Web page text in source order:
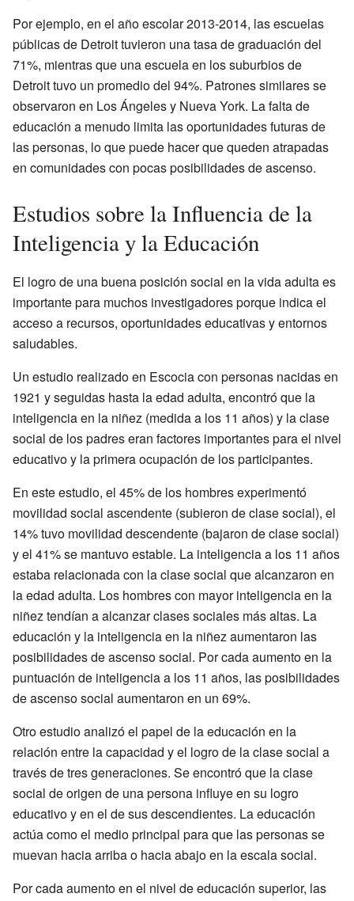
Por ejemplo, en el año escolar 2013-2014, las escuelas
públicas de Detroit tuvieron una tasa de graduación del
71%, mientras que una escuela en los suburbios de
Detroit tuvo un promedio del 94%. Patrones similares se
observaron en Los Ángeles y Nueva York. La falta de
educación a menudo limita las oportunidades futuras de
las personas, lo que puede hacer que queden atrapadas
en comunidades con pocas posibilidades de ascenso.
Estudios sobre la Influencia de la
Inteligencia y la Educación
El logro de una buena posición social en la vida adulta es
importante para muchos investigadores porque indica el
acceso a recursos, oportunidades educativas y entornos
saludables.
Un estudio realizado en Escocia con personas nacidas en
1921 y seguidas hasta la edad adulta, encontró que la
inteligencia en la niñez (medida a los 11 años) y la clase
social de los padres eran factores importantes para el nivel
educativo y la primera ocupación de los participantes.
En este estudio, el 45% de los hombres experimentó
movilidad social ascendente (subieron de clase social), el
14% tuvo movilidad descendente (bajaron de clase social)
y el 41% se mantuvo estable. La inteligencia a los 11 años
estaba relacionada con la clase social que alcanzaron en
la edad adulta. Los hombres con mayor inteligencia en la
niñez tendían a alcanzar clases sociales más altas. La
educación y la inteligencia en la niñez aumentaron las
posibilidades de ascenso social. Por cada aumento en la
puntuación de inteligencia a los 11 años, las posibilidades
de ascenso social aumentaron en un 69%.
Otro estudio analizó el papel de la educación en la
relación entre la capacidad y el logro de la clase social a
través de tres generaciones. Se encontró que la clase
social de origen de una persona influye en su logro
educativo y en el de sus descendientes. La educación
actúa como el medio principal para que las personas se
muevan hacia arriba o hacia abajo en la escala social.
Por cada aumento en el nivel de educación superior, las